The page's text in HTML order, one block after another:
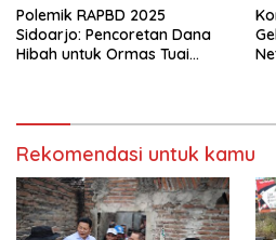
Polemik RAPBD 2025
Sidoarjo: Pencoretan Dana
Hibah untuk Ormas Tuai
Rekomendasi untuk kamu